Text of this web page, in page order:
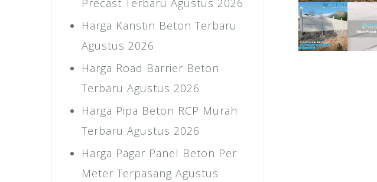
Precast Terbaru Agustus 2026
Harga Kanstin Beton Terbaru
Agustus 2026
Harga Road Barrier Beton
Terbaru Agustus 2026
Harga Pipa Beton RCP Murah
Terbaru Agustus 2026
Harga Pagar Panel Beton Per
Meter Terpasang Agustus